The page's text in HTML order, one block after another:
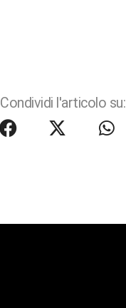
Condividi l'articolo su: